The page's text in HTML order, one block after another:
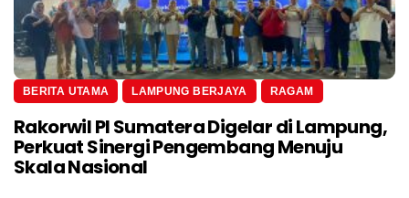
BERITA UTAMA LAMPUNG BERJAYA RAGAM
Rakorwil PI Sumatera Digelar di Lampung,
Perkuat Sinergi Pengembang Menuju
Skala Nasional